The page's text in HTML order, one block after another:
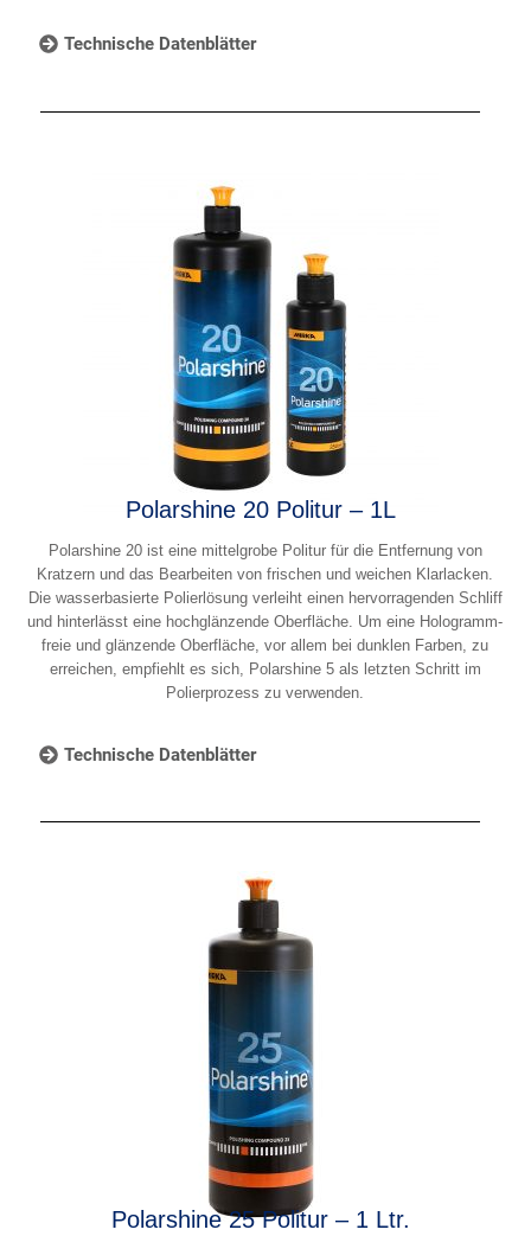
Technische Datenblätter
Polarshine 20 Politur – 1L
Polarshine 20 ist eine mittelgrobe Politur für die Entfernung von
Kratzern und das Bearbeiten von frischen und weichen Klarlacken.
Die wasserbasierte Polierlösung verleiht einen hervorragenden Schliff
und hinterlässt eine hochglänzende Oberfläche. Um eine Hologramm-
freie und glänzende Oberfläche, vor allem bei dunklen Farben, zu
erreichen, empfiehlt es sich, Polarshine 5 als letzten Schritt im
Polierprozess zu verwenden.
Technische Datenblätter
Polarshine 25 Politur – 1 Ltr.